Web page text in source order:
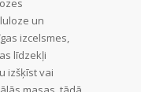
un
izcelsmes,
līdzekļi
izšķīst vai